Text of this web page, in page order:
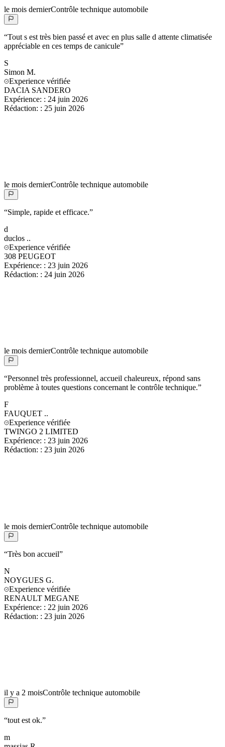
le mois dernierContrôle technique automobile
“Tout s est très bien passé et avec en plus salle d attente climatisée
appréciable en ces temps de canicule”
S
Simon M.
Experience vérifiée
DACIA SANDERO
Expérience: : 24 juin 2026
Rédaction: : 25 juin 2026
le mois dernierContrôle technique automobile
“Simple, rapide et efficace.”
d
duclos ..
Experience vérifiée
308 PEUGEOT
Expérience: : 23 juin 2026
Rédaction: : 24 juin 2026
le mois dernierContrôle technique automobile
“Personnel très professionnel, accueil chaleureux, répond sans
problème à toutes questions concernant le contrôle technique.”
F
FAUQUET ..
Experience vérifiée
TWINGO 2 LIMITED
Expérience: : 23 juin 2026
Rédaction: : 23 juin 2026
le mois dernierContrôle technique automobile
“Très bon accueil”
N
NOYGUES G.
Experience vérifiée
RENAULT MEGANE
Expérience: : 22 juin 2026
Rédaction: : 23 juin 2026
il y a 2 moisContrôle technique automobile
“tout est ok.”
m